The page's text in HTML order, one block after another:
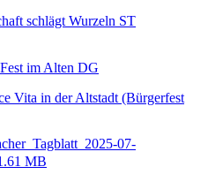
schlägt Wurzeln ST
im Alten DG
Vita in der Altstadt (Bürgerfest
07-
MB